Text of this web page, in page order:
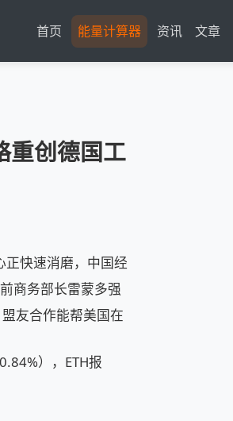
首页 能量计算器 资讯 文章
重创德国工
正快速消磨，中国经
商务部长雷蒙多强
友合作能帮美国在
），ETH报